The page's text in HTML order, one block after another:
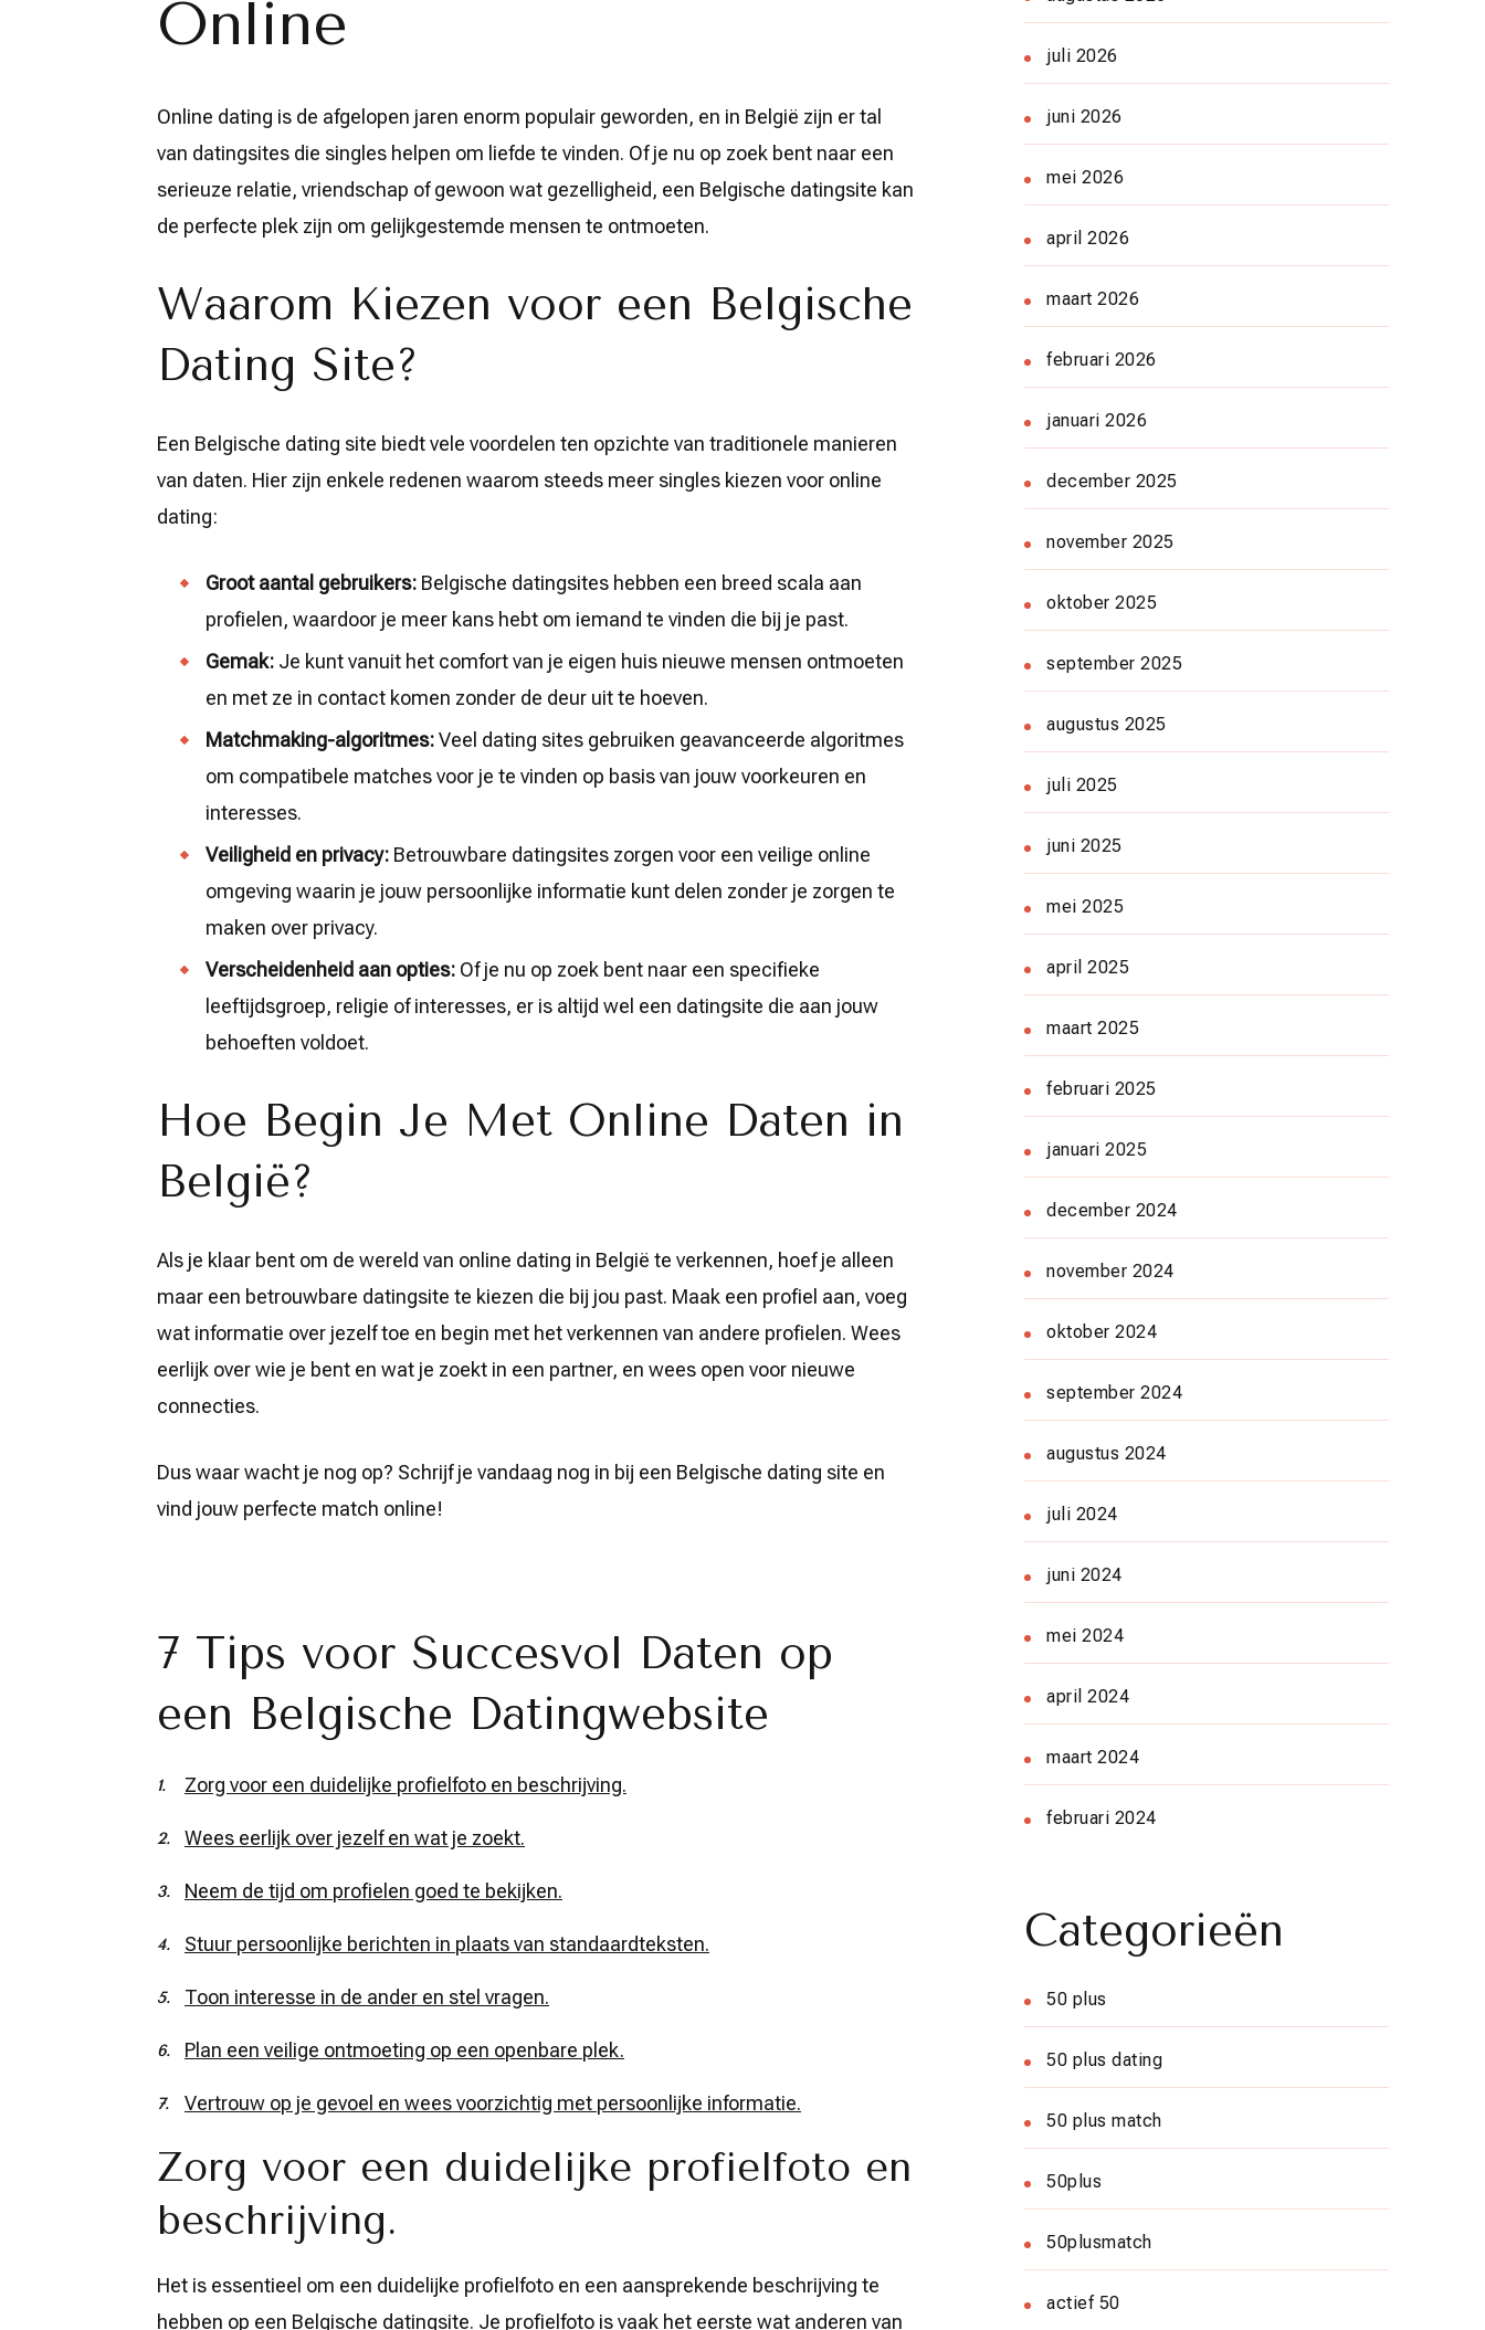
Perfecte
Belgische
Online
Online dating is de afgelopen jaren enorm populair geworden, en in België zijn er tal
van datingsites die singles helpen om liefde te vinden. Of je nu op zoek bent naar een
serieuze relatie, vriendschap of gewoon wat gezelligheid, een Belgische datingsite kan
de perfecte plek zijn om gelijkgestemde mensen te ontmoeten.
Waarom Kiezen voor een Belgische
Dating Site?
Een Belgische dating site biedt vele voordelen ten opzichte van traditionele manieren
van daten. Hier zijn enkele redenen waarom steeds meer singles kiezen voor online
dating:
Groot aantal gebruikers: Belgische datingsites hebben een breed scala aan
profielen, waardoor je meer kans hebt om iemand te vinden die bij je past.
Gemak: Je kunt vanuit het comfort van je eigen huis nieuwe mensen ontmoeten
en met ze in contact komen zonder de deur uit te hoeven.
Matchmaking-algoritmes:Veel dating sites gebruiken geavanceerde algoritmes
om compatibele matches voor je te vinden op basis van jouw voorkeuren en
interesses.
Veiligheid en privacy: Betrouwbare datingsites zorgen voor een veilige online
omgeving waarin je jouw persoonlijke informatie kunt delen zonder je zorgen te
maken over privacy.
Verscheidenheid aan opties: Of je nu op zoek bent naar een specifieke
leeftijdsgroep, religie of interesses, er is altijd wel een datingsite die aan jouw
behoeften voldoet.
Hoe Begin Je Met Online Daten in
België?
Als je klaar bent om de wereld van online dating in België te verkennen, hoef je alleen
maar een betrouwbare datingsite te kiezen die bij jou past. Maak een profiel aan, voeg
wat informatie over jezelf toe en begin met het verkennen van andere profielen. Wees
eerlijk over wie je bent en wat je zoekt in een partner, en wees open voor nieuwe
connecties.
Dus waar wacht je nog op? Schrijf je vandaag nog in bij een Belgische dating site en
vind jouw perfecte match online!
7 Tips voor Succesvol Daten op
een Belgische Datingwebsite
Zorg voor een duidelijke profielfoto en beschrijving.
Wees eerlijk over jezelf en wat je zoekt.
Neem de tijd om profielen goed te bekijken.
Stuur persoonlijke berichten in plaats van standaardteksten.
Toon interesse in de ander en stel vragen.
Plan een veilige ontmoeting op een openbare plek.
Vertrouw op je gevoel en wees voorzichtig met persoonlijke informatie.
Zorg voor een duidelijke profielfoto en
beschrijving.
Het is essentieel om een duidelijke profielfoto en een aansprekende beschrijving te
hebben op een Belgische datingsite. Je profielfoto is vaak het eerste wat anderen van
juli 2026
juni 2026
mei 2026
april 2026
maart 2026
februari 2026
januari 2026
december 2025
november 2025
oktober 2025
september 2025
augustus 2025
juli 2025
juni 2025
mei 2025
april 2025
maart 2025
februari 2025
januari 2025
december 2024
november 2024
oktober 2024
september 2024
augustus 2024
juli 2024
juni 2024
mei 2024
april 2024
maart 2024
februari 2024
Categorieën
50 plus
50 plus dating
50 plus match
50plus
50plusmatch
actief 50